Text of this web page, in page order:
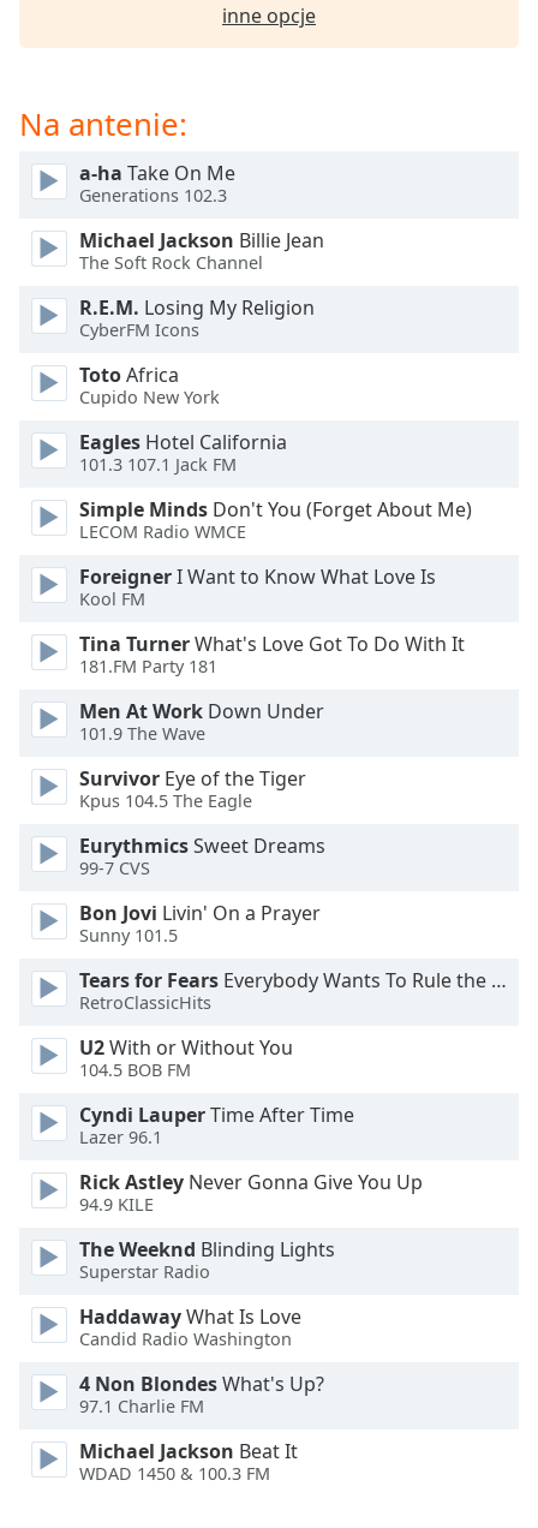
Audio
Picture-
Picture
Fullscreen
This
modal
window.
Beginning
dialog
window.
and
close
window.
Text
Color
Opacity
Text
Background
Color
Opacity
Caption
Background
Color
Opacity
Font
Size
Text
Edge
inne opcje
Na antenie:
a-ha Take On Me
Generations 102.3
Michael Jackson Billie Jean
The Soft Rock Channel
R.E.M. Losing My Religion
CyberFM Icons
TotoAfrica
Cupido New York
Eagles Hotel California
101.3 107.1 Jack FM
Simple Minds Don't You (Forget About Me)
LECOM Radio WMCE
ForeignerI Want to Know What Love Is
Kool FM
Tina TurnerWhat's Love Got To Do With It
181.FM Party 181
Men At Work Down Under
101.9 The Wave
Survivor Eye of the Tiger
Kpus 104.5 The Eagle
EurythmicsSweet Dreams
99-7 CVS
Bon Jovi Livin' On a Prayer
Sunny 101.5
Tears for Fears Everybody Wants To Rule the World
RetroClassicHits
U2With or Without You
104.5 BOB FM
Cyndi LauperTime After Time
Lazer 96.1
Rick Astley Never Gonna Give You Up
94.9 KILE
The Weeknd Blinding Lights
Superstar Radio
HaddawayWhat Is Love
Candid Radio Washington
4 Non BlondesWhat's Up?
97.1 Charlie FM
Michael Jackson Beat It
WDAD 1450 & 100.3 FM